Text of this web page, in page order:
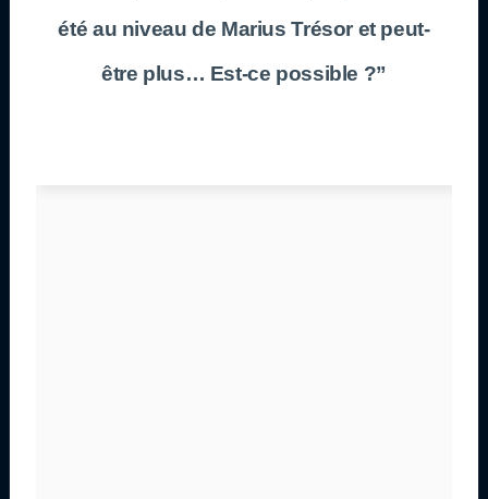
été au niveau de Marius Trésor et peut-
être plus… Est-ce possible ?”